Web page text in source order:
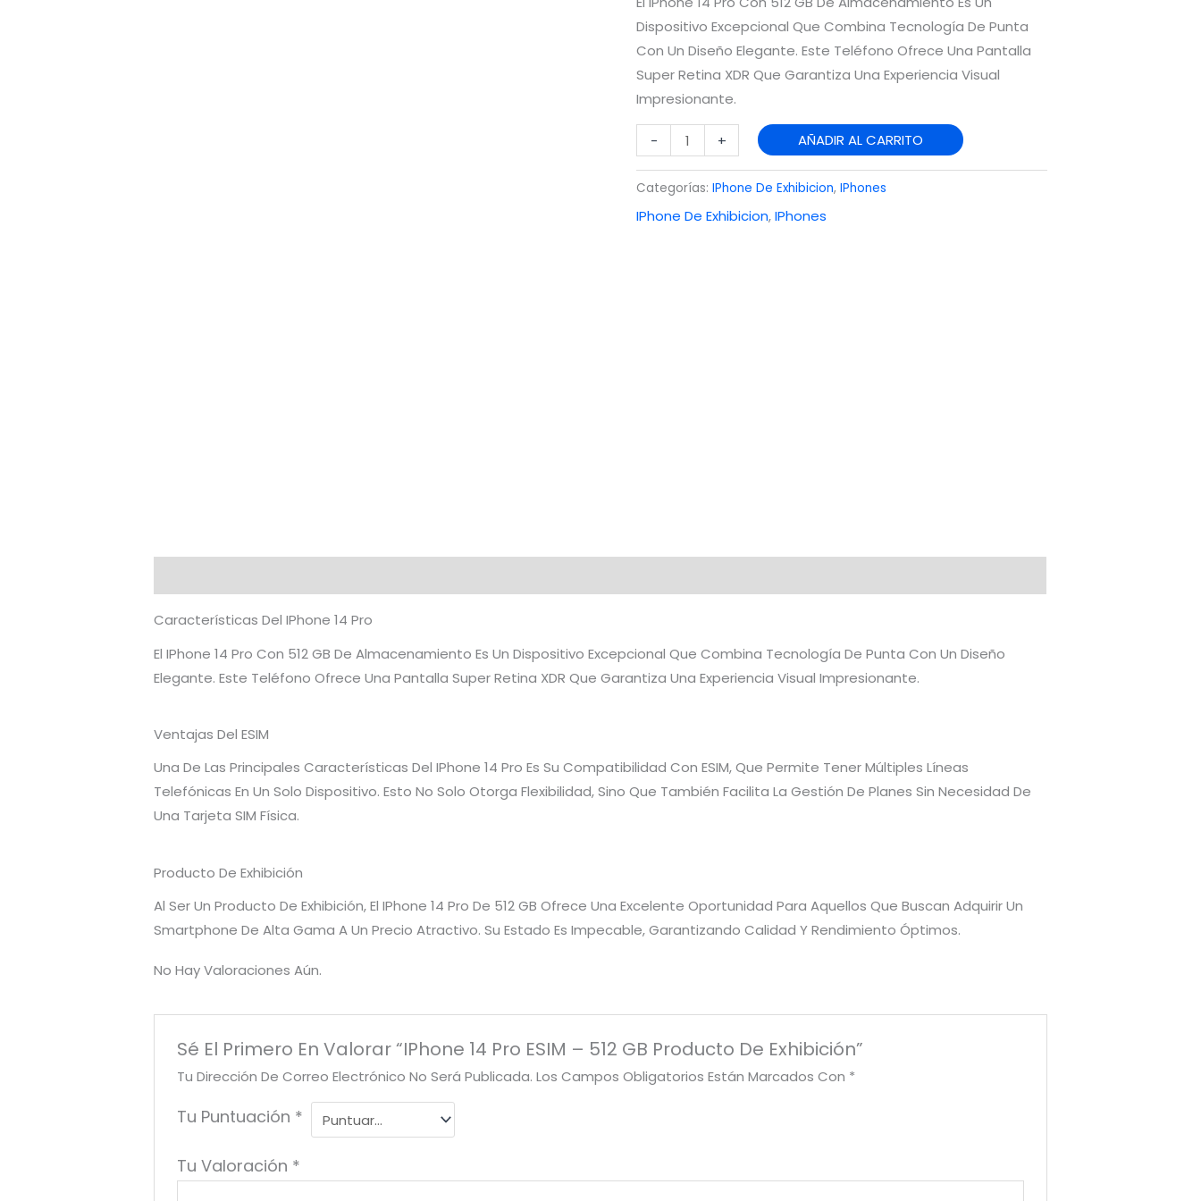
Dispositivo Excepcional Que Combina Tecnología De Punta
Con Un Diseño Elegante. Este Teléfono Ofrece Una Pantalla
Super Retina XDR Que Garantiza Una Experiencia Visual
Impresionante.
-
De
Exhibición
Cantidad
+ AÑADIR AL CARRITO
Categorías: IPhone De Exhibicion, IPhones
IPhone De Exhibicion,IPhones
Características Del IPhone 14 Pro
El IPhone 14 Pro Con 512 GB De Almacenamiento Es Un Dispositivo Excepcional Que Combina Tecnología De Punta Con Un Diseño
Elegante. Este Teléfono Ofrece Una Pantalla Super Retina XDR Que Garantiza Una Experiencia Visual Impresionante.
Ventajas Del ESIM
Una De Las Principales Características Del IPhone 14 Pro Es Su Compatibilidad Con ESIM, Que Permite Tener Múltiples Líneas
Telefónicas En Un Solo Dispositivo. Esto No Solo Otorga Flexibilidad, Sino Que También Facilita La Gestión De Planes Sin Necesidad De
Una Tarjeta SIM Física.
Producto De Exhibición
Al Ser Un Producto De Exhibición, El IPhone 14 Pro De 512 GB Ofrece Una Excelente Oportunidad Para Aquellos Que Buscan Adquirir Un
Smartphone De Alta Gama A Un Precio Atractivo. Su Estado Es Impecable, Garantizando Calidad Y Rendimiento Óptimos.
No Hay Valoraciones Aún.
Sé El Primero En Valorar “iPhone 14 Pro ESIM – 512 GB Producto De Exhibición”
Tu Dirección De Correo Electrónico No Será Publicada. Los Campos Obligatorios Están Marcados Con *
Tu Puntuación *
Tu Valoración *